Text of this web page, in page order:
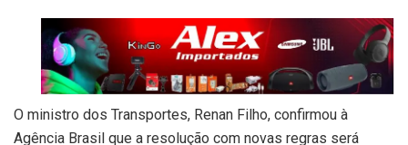
O ministro dos Transportes, Renan Filho, confirmou à
Agência Brasil que a resolução com novas regras será